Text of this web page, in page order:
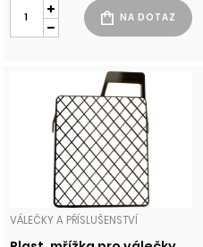
VÁLEČKY A PŘÍSLUŠENSTVÍ